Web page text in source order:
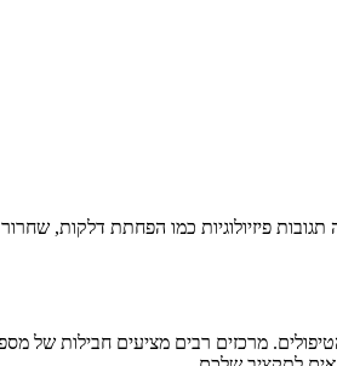
(עד מינוס 160 מעלות) למשך 2-4 דקות. החשיפה לקור מפעילה
מרכזים רבים מציעים חבילות של